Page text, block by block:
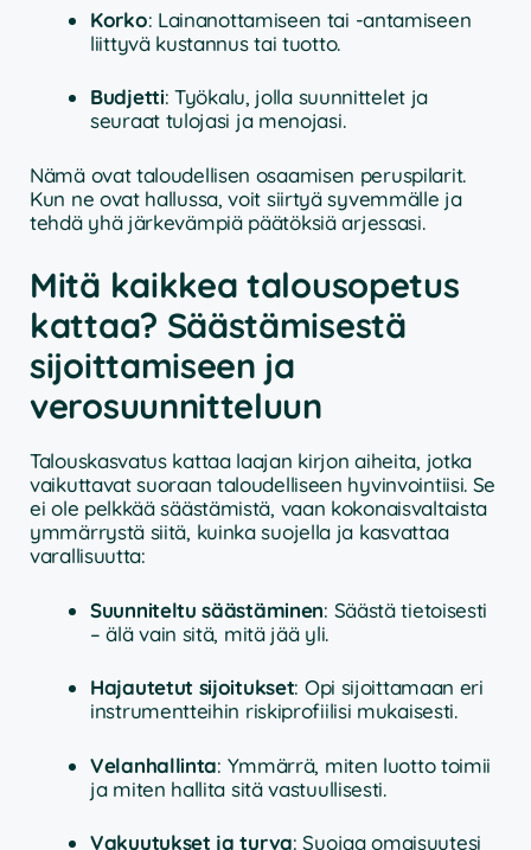
Korko: Lainanottamiseen tai -antamiseen
liittyvä kustannus tai tuotto.
Budjetti: Työkalu, jolla suunnittelet ja
seuraat tulojasi ja menojasi.
Nämä ovat taloudellisen osaamisen peruspilarit.
Kun ne ovat hallussa, voit siirtyä syvemmälle ja
tehdä yhä järkevämpiä päätöksiä arjessasi.
Mitä kaikkea talousopetus
kattaa? Säästämisestä
sijoittamiseen ja
verosuunnitteluun
Talouskasvatus kattaa laajan kirjon aiheita, jotka
vaikuttavat suoraan taloudelliseen hyvinvointiisi. Se
ei ole pelkkää säästämistä, vaan kokonaisvaltaista
ymmärrystä siitä, kuinka suojella ja kasvattaa
varallisuutta:
Suunniteltu säästäminen: Säästä tietoisesti
– älä vain sitä, mitä jää yli.
Hajautetut sijoitukset: Opi sijoittamaan eri
instrumentteihin riskiprofiilisi mukaisesti.
Velanhallinta: Ymmärrä, miten luotto toimii
ja miten hallita sitä vastuullisesti.
Vakuutukset ja turva: Suojaa omaisuutesi